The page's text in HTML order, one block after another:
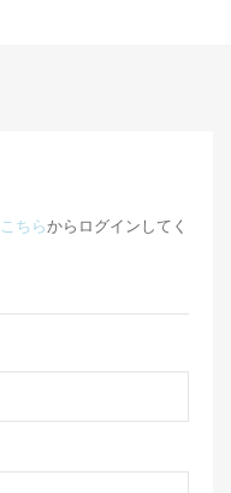
こちらからログインしてく